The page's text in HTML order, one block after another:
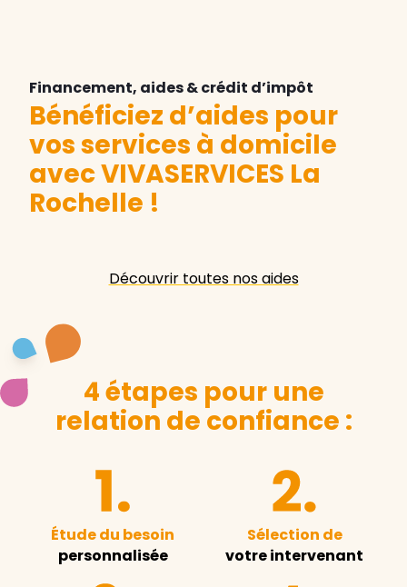
Financement, aides & crédit d’impôt
Bénéficiez d’aides pour
vos services à domicile
avec VIVASERVICES La
Rochelle !
Découvrir toutes nos aides
4 étapes pour une
relation de confiance :
Étude du besoin
personnalisée
Sélection de
votre intervenant